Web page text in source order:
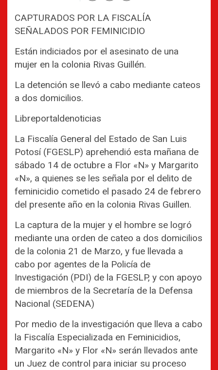
CAPTURADOS POR LA FISCALÍA
SEÑALADOS POR FEMINICIDIO
Están indiciados por el asesinato de una
mujer en la colonia Rivas Guillén.
La detención se llevó a cabo mediante cateos
a dos domicilios.
Libreportaldenoticias
La Fiscalía General del Estado de San Luis
Potosí (FGESLP) aprehendió esta mañana de
sábado 14 de octubre a Flor «N» y Margarito
«N», a quienes se les señala por el delito de
feminicidio cometido el pasado 24 de febrero
del presente año en la colonia Rivas Guillen.
La captura de la mujer y el hombre se logró
mediante una orden de cateo a dos domicilios
de la colonia 21 de Marzo, y fue llevada a
cabo por agentes de la Policía de
Investigación (PDI) de la FGESLP, y con apoyo
de miembros de la Secretaría de la Defensa
Nacional (SEDENA)
Por medio de la investigación que lleva a cabo
la Fiscalía Especializada en Feminicidios,
Margarito «N» y Flor «N» serán llevados ante
un Juez de control para iniciar su proceso